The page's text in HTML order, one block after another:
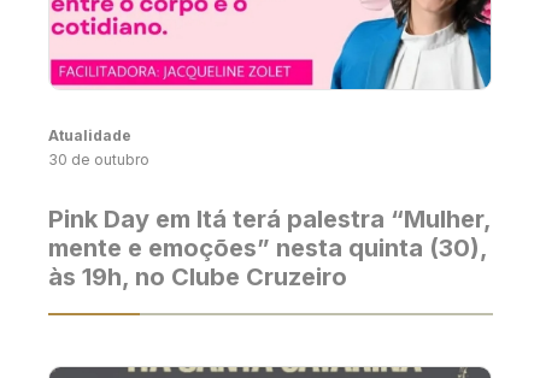
Atualidade
30 de outubro
Pink Day em Itá terá palestra “Mulher,
mente e emoções” nesta quinta (30),
às 19h, no Clube Cruzeiro